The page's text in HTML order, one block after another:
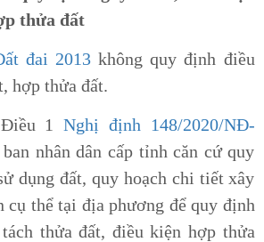
thửa đất
đai 2013 không quy định điều
hợp thửa đất.
Điều 1Nghị định 148/2020/NĐ-
nhân dân cấp tỉnh căn cứ quy
dụng đất, quy hoạch chi tiết xây
cụ thể tại địa phương để quy định
thửa đất, điều kiện hợp thửa